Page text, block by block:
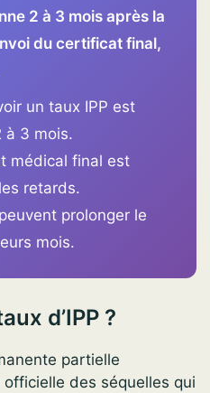
2 à 3 mois après la
du certificat final,
un taux IPP est
à 3 mois.
médical final est
retards.
prolonger le
mois.
d’IPP ?
partielle
officielle des séquelles qui